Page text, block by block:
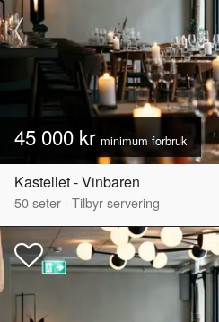
45 000 kr minimum forbruk
Kastellet - Vinbaren
50seter · Tilbyr servering